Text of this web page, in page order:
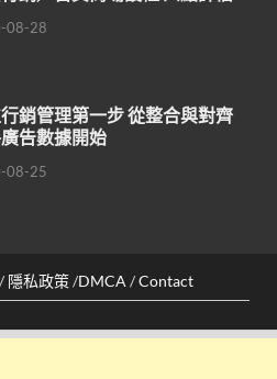
08-28
銷管理第一步 從整合與對齊
告數據開始
08-25
/ 隱私政策/DMCA /Contact